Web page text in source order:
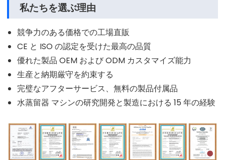
私たちを選ぶ理由
競争力のある価格での工場直販
CE と ISO の認定を受けた最高の品質
優れた製品 OEM および ODM カスタマイズ能力
生産と納期厳守を約束する
完璧なアフターサービス、無料の製品付属品
水蒸留器 マシンの研究開発と製造における 15 年の経験